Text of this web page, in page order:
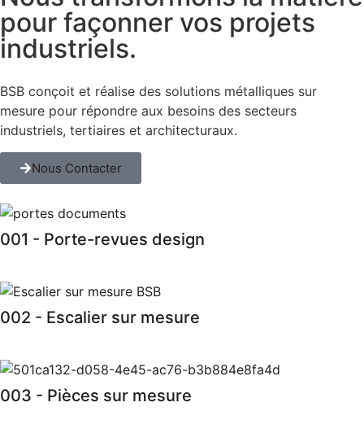
pour façonner vos projets
industriels.
BSB conçoit et réalise des solutions métalliques sur
mesure pour répondre aux besoins des secteurs
industriels, tertiaires et architecturaux.
Nous Contacter
001 - Porte-revues design
002 - Escalier sur mesure
003 - Pièces sur mesure